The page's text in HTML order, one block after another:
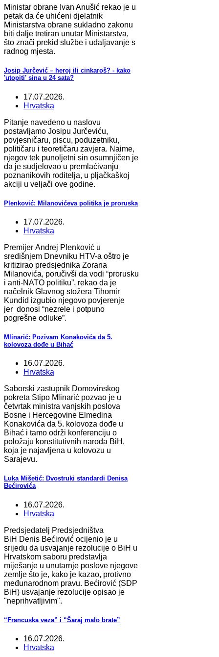
Ministar obrane Ivan Anušić rekao je u
petak da će uhićeni djelatnik
Ministarstva obrane sukladno zakonu
biti dalje tretiran unutar Ministarstva,
što znači prekid službe i udaljavanje s
radnog mjesta.
Josip Jurčević – heroj ili cinkaroš? - kako
'utopiti' sina u 24 sata?
17.07.2026.
Hrvatska
Pitanje navedeno u naslovu
postavljamo Josipu Jurčeviću,
povjesničaru, piscu, poduzetniku,
političaru i teoretičaru zavjera. Naime,
njegov tek punoljetni sin osumnjičen je
da je sudjelovao u premlaćivanju
poznanikovih roditelja, u pljačkaškoj
akciji u veljači ove godine.
Plenković: Milanovićeva politika je proruska
17.07.2026.
Hrvatska
Premijer Andrej Plenković u
središnjem Dnevniku HTV-a oštro je
kritizirao predsjednika Zorana
Milanovića, poručivši da vodi “prorusku
i anti-NATO politiku”, rekao da je
načelnik Glavnog stožera Tihomir
Kundid izgubio njegovo povjerenje
jer donosi “nezrele i potpuno
pogrešne odluke”.
Mlinarić: Pozivam Konakovića da 5.
kolovoza dođe u Bihać
16.07.2026.
Hrvatska
Saborski zastupnik Domovinskog
pokreta Stipo Mlinarić pozvao je u
četvrtak ministra vanjskih poslova
Bosne i Hercegovine Elmedina
Konakovića da 5. kolovoza dođe u
Bihać i tamo održi konferenciju o
položaju konstitutivnih naroda BiH,
koja je najavljena u kolovozu u
Sarajevu.
Luka Mišetić: Dvostruki standardi Denisa
Bećirovića
16.07.2026.
Hrvatska
Predsjedatelj Predsjedništva
BiH Denis Bećirović ocijenio je u
srijedu da usvajanje rezolucije o BiH u
Hrvatskom saboru predstavlja
miješanje u unutarnje poslove njegove
zemlje što je, kako je kazao, protivno
međunarodnom pravu. Bećirović (SDP
BiH) usvajanje rezolucije opisao je
"neprihvatljivim".
“Francuska veza” i “Šaraj malo brate”
16.07.2026.
Hrvatska